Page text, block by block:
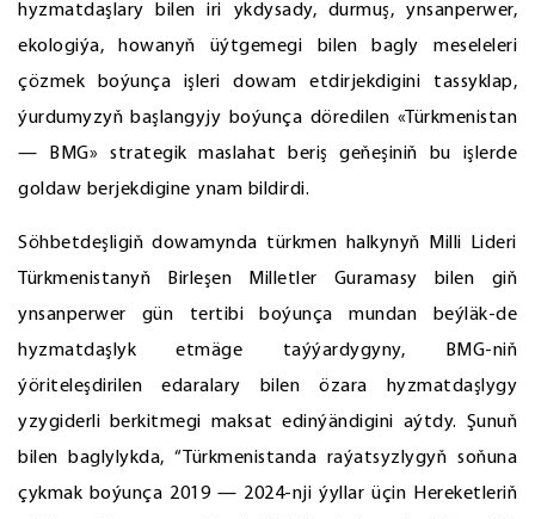
hyzmatdaşlary bilen iri ykdysady, durmuş, ynsanperwer,
ekologiýa, howanyň üýtgemegi bilen bagly meseleleri
çözmek boýunça işleri dowam etdirjekdigini tassyklap,
ýurdumyzyň başlangyjy boýunça döredilen «Türkmenistan
— BMG» strategik maslahat beriş geňeşiniň bu işlerde
goldaw berjekdigine ynam bildirdi.
Söhbetdeşligiň dowamynda türkmen halkynyň Milli Lideri
Türkmenistanyň Birleşen Milletler Guramasy bilen giň
ynsanperwer gün tertibi boýunça mundan beýläk-de
hyzmatdaşlyk etmäge taýýardygyny, BMG-niň
ýöriteleşdirilen edaralary bilen özara hyzmatdaşlygy
yzygiderli berkitmegi maksat edinýändigini aýtdy. Şunuň
bilen baglylykda, “Türkmenistanda raýatsyzlygyň soňuna
çykmak boýunça 2019 — 2024-nji ýyllar üçin Hereketleriň